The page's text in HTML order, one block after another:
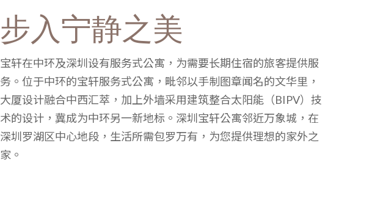
步入宁静之美
宝轩在中环及深圳设有服务式公寓，为需要长期住宿的旅客提供服
务。位于中环的宝轩服务式公寓，毗邻以手制图章闻名的文华里，
大厦设计融合中西汇萃，加上外墙采用建筑整合太阳能（BIPV）技
术的设计，冀成为中环另一新地标。深圳宝轩公寓邻近万象城，在
深圳罗湖区中心地段，生活所需包罗万有，为您提供理想的家外之
家。